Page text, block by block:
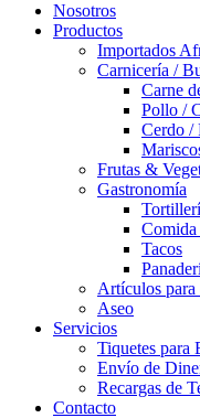
Nosotros
Productos
Importados
Carnicería /
Carne
Pollo /
Cerdo /
Frutas &
Gastronomía
Tacos
Artículos para
Aseo
Servicios
Tiquetes para
Envío de
Recargas de
Contacto